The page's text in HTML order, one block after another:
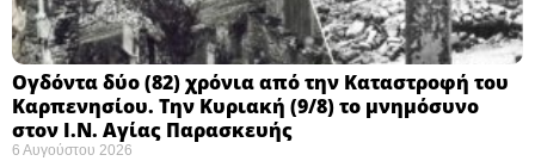
Ογδόντα δύο (82) χρόνια από την Καταστροφή του
Καρπενησίου. Την Κυριακή (9/8) το μνημόσυνο
στον Ι.Ν. Αγίας Παρασκευής
6 Αυγούστου 2026